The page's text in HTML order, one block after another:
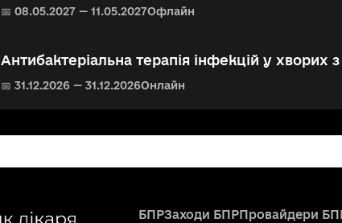
📅 08.05.2027 — 11.05.2027Офлайн
Антибактеріальна терапія інфекцій у
📅 31.12.2026 — 31.12.2026Онлайн
БПРЗаходи БПРПровайдери